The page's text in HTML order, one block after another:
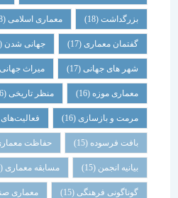
بزرگداشت (18) معماری اسلامی(18)
گفتمان معماری (17) جهانی شدن(17)
شهر های جهانی(17) میراث جهانی(17)
معماری موزه(16) منظر تاریخی (16)
مرمت و بازسازی(16) فعالیت‌های انجمن(16)
بافت فرسوده (15) حفاظت معماری (15)
بیانیه انجمن(15) مسابقه معماری (15)
گوناگونی فرهنگی (15) معماری صنعتی(15)